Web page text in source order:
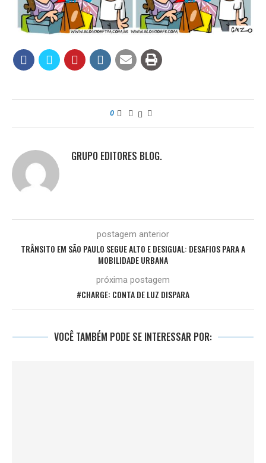
0
GRUPO EDITORES BLOG.
postagem anterior
TRÂNSITO EM SÃO PAULO SEGUE ALTO E DESIGUAL: DESAFIOS PARA A
MOBILIDADE URBANA
próxima postagem
#CHARGE: CONTA DE LUZ DISPARA
VOCÊ TAMBÉM PODE SE INTERESSAR POR: